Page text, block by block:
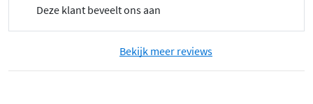
Deze klant beveelt ons aan
Bekijk meer reviews